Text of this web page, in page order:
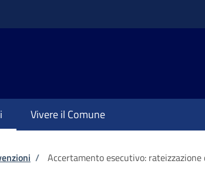
Vivere il Comune
/ Accertamento esecutivo: